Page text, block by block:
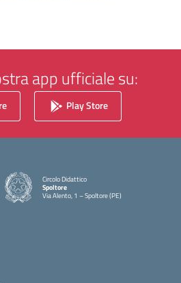
app ufficiale su:
Play Store
Circolo Didattico
Spoltore
Via Alento, 1 – Spoltore (PE)
— Visita la pagina iniziale della scuola